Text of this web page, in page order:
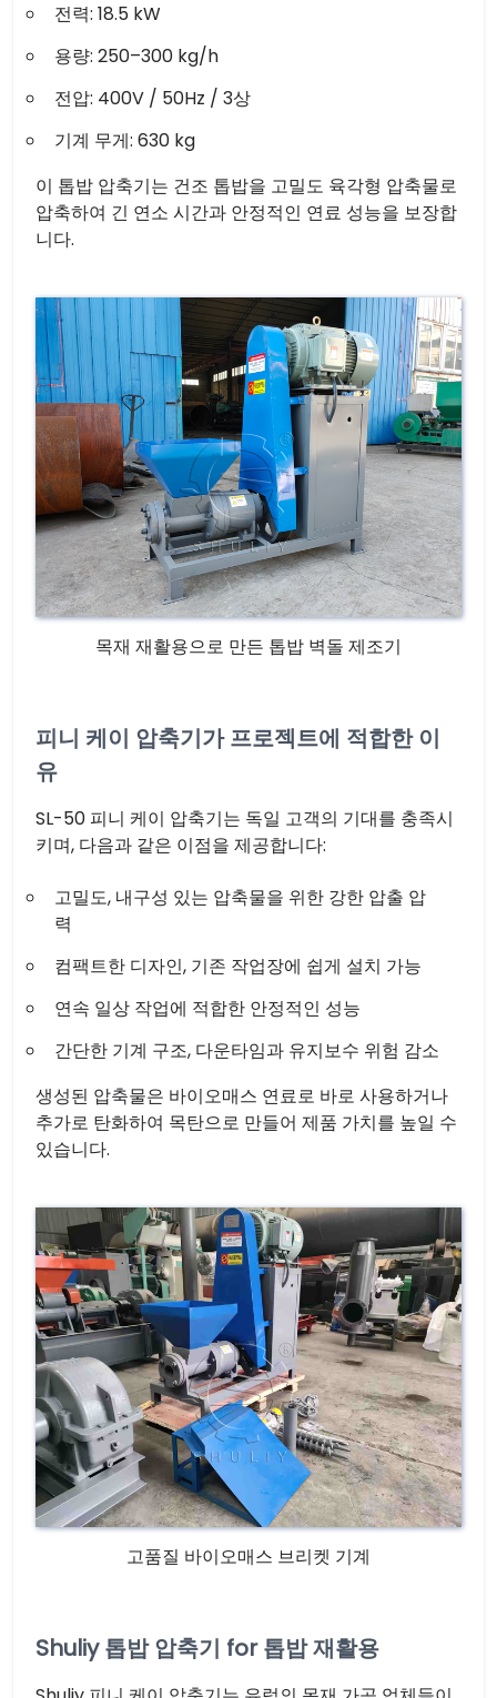
전력: 18.5 kW
용량: 250–300 kg/h
전압: 400V / 50Hz / 3상
기계 무게: 630 kg
이 톱밥 압축기는 건조 톱밥을 고밀도 육각형 압축물로
압축하여 긴 연소 시간과 안정적인 연료 성능을 보장합
니다.
목재 재활용으로 만든 톱밥 벽돌 제조기
피니 케이 압축기가 프로젝트에 적합한 이
유
SL-50 피니 케이 압축기는 독일 고객의 기대를 충족시
키며, 다음과 같은 이점을 제공합니다:
고밀도, 내구성 있는 압축물을 위한 강한 압출 압
력
컴팩트한 디자인, 기존 작업장에 쉽게 설치 가능
연속 일상 작업에 적합한 안정적인 성능
간단한 기계 구조, 다운타임과 유지보수 위험 감소
생성된 압축물은 바이오매스 연료로 바로 사용하거나
추가로 탄화하여 목탄으로 만들어 제품 가치를 높일 수
있습니다.
고품질 바이오매스 브리켓 기계
Shuliy 톱밥 압축기 for 톱밥 재활용